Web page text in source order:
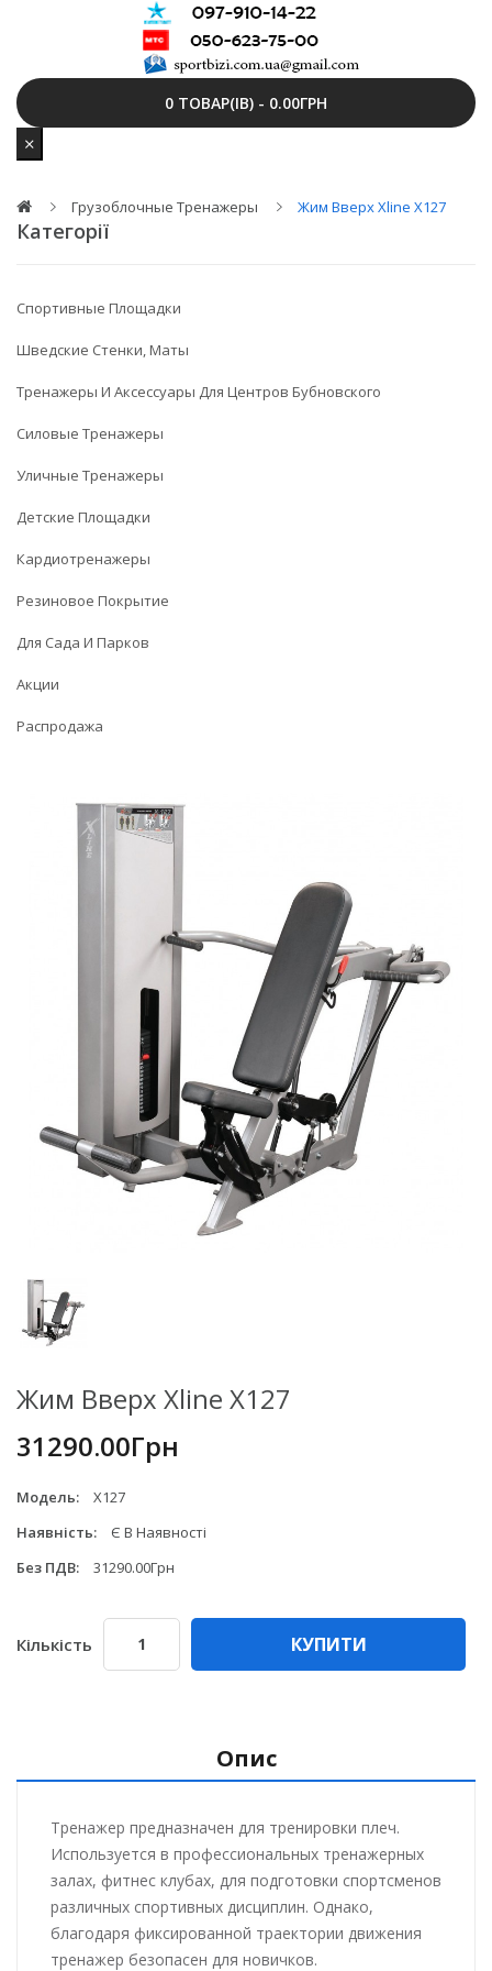
0 ТОВАР(ІВ) - 0.00ГРН
Грузоблочные Тренажеры Жим Вверх Xline X127
Категорії
Спортивные Площадки
Шведские Стенки, Маты
Тренажеры И Аксессуары Для Центров Бубновского
Силовые Тренажеры
Уличные Тренажеры
Детские Площадки
Кардиотренажеры
Резиновое Покрытие
Для Сада И Парков
Акции
Распродажа
Жим Вверх Xline X127
31290.00Грн
Модель:
X127
Наявність:
Є В Наявності
Без ПДВ:
31290.00Грн
Кількість КУПИТИ
Опис
Тренажер предназначен для тренировки плеч.
Используется в профессиональных тренажерных
залах, фитнес клубах, для подготовки спортсменов
различных спортивных дисциплин. Однако,
благодаря фиксированной траектории движения
тренажер безопасен для новичков.